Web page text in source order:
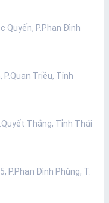
Quyến, P.Phan Đình
P.Quan Triều, Tỉnh
Thắng, Tỉnh Thái
P.Phan Đình Phùng, T.